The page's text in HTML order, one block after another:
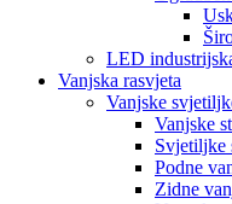
LED
Vanjska rasvjeta
Vanjske
Vanjske
Svjetiljke
Podne
Zidne